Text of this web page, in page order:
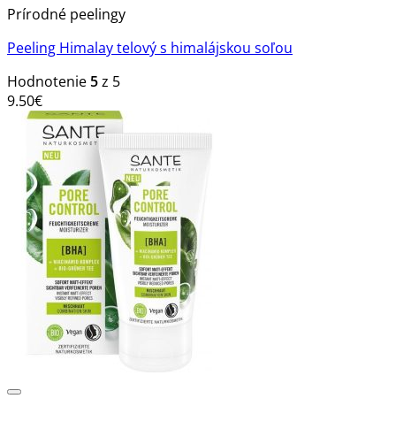
Prírodné peelingy
Peeling Himalay telový s himalájskou soľou
Hodnotenie5z 5
9.50€